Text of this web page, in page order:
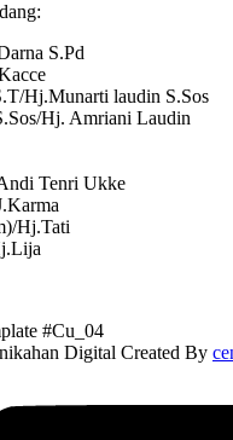
S.Pd
Hj.Munarti laudin S.Sos
Hj. Amriani Laudin
Tenri Ukke
Hj.Tati
#Cu_04
Digital Created By